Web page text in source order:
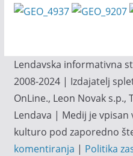
Lendavska informativna
2008-2024 | Izdajatelj
OnLine., Leon Novak s.p.,
Lendava | Medij je
kulturo pod zaporedno
komentiranja | Politika